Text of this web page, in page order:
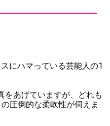
にハマっている芸能人の1
をあげていますが、どれも
圧倒的な柔軟性が伺えま